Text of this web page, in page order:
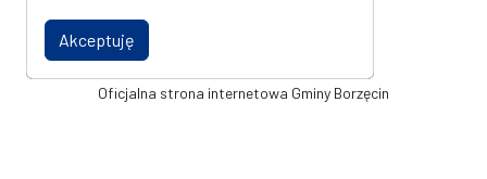
Oficjalna strona internetowa Gminy Borzęcin
Akceptuję